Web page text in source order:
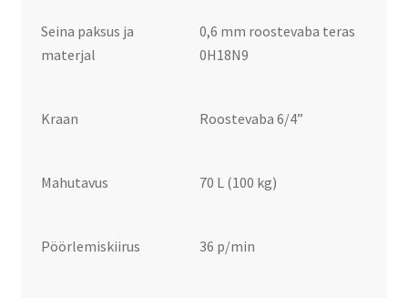
Seina paksus ja
materjal
0,6 mm roostevaba teras
0H18N9
Kraan Roostevaba 6/4”
Mahutavus 70 L (100 kg)
Pöörlemiskiirus 36 p/min